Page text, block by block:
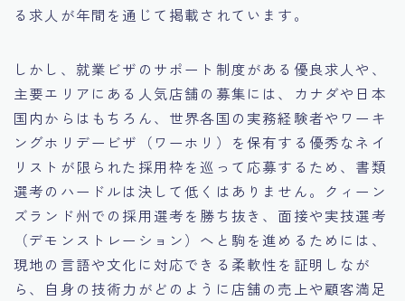
る求人が年間を通じて掲載されています。
しかし、就業ビザのサポート制度がある優良求人や、
主要エリアにある人気店舗の募集には、カナダや日本
国内からはもちろん、世界各国の実務経験者やワーキ
ングホリデービザ（ワーホリ）を保有する優秀なネイ
リストが限られた採用枠を巡って応募するため、書類
選考のハードルは決して低くはありません。クィーン
ズランド州での採用選考を勝ち抜き、面接や実技選考
（デモンストレーション）へと駒を進めるためには、
現地の言語や文化に対応できる柔軟性を証明しなが
ら、自身の技術力がどのように店舗の売上や顧客満足